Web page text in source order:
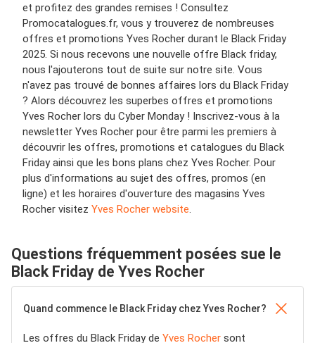
et profitez des grandes remises ! Consultez
Promocatalogues.fr, vous y trouverez de nombreuses
offres et promotions Yves Rocher durant le Black Friday
2025. Si nous recevons une nouvelle offre Black friday,
nous l'ajouterons tout de suite sur notre site. Vous
n'avez pas trouvé de bonnes affaires lors du Black Friday
? Alors découvrez les superbes offres et promotions
Yves Rocher lors du Cyber Monday ! Inscrivez-vous à la
newsletter Yves Rocher pour être parmi les premiers à
découvrir les offres, promotions et catalogues du Black
Friday ainsi que les bons plans chez Yves Rocher. Pour
plus d'informations au sujet des offres, promos (en
ligne) et les horaires d'ouverture des magasins Yves
Rocher visitez Yves Rocher website.
Questions fréquemment posées sue le
Black Friday de Yves Rocher
Quand commence le Black Friday chez Yves Rocher?
Les offres du Black Friday de Yves Rocher sont